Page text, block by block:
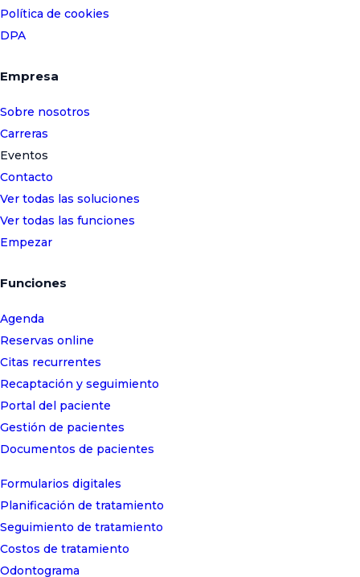
Política de cookies
DPA
Empresa
Sobre nosotros
Carreras
Eventos
Contacto
Ver todas las soluciones
Ver todas las funciones
Empezar
Funciones
Agenda
Reservas online
Citas recurrentes
Recaptación y seguimiento
Portal del paciente
Gestión de pacientes
Documentos de pacientes
Formularios digitales
Planificación de tratamiento
Seguimiento de tratamiento
Costos de tratamiento
Odontograma